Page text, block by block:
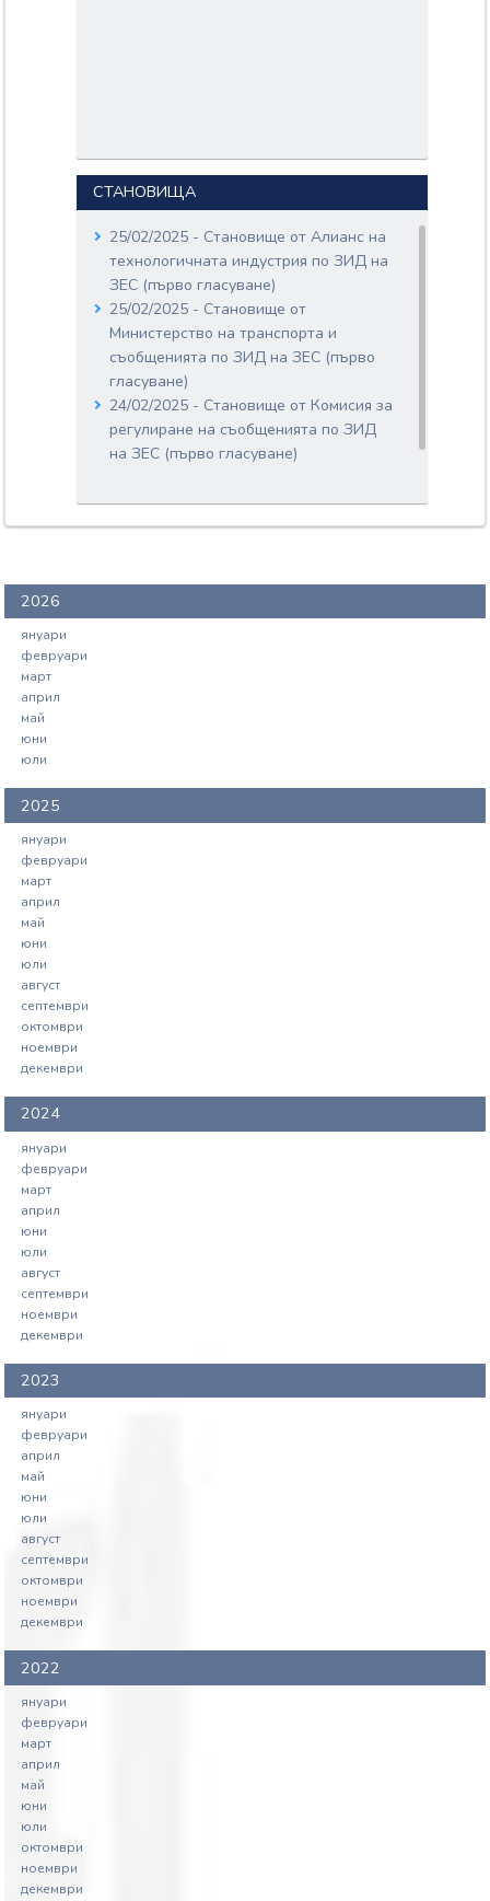
СТАНОВИЩА
25/02/2025 - Становище от Алианс на
технологичната индустрия по ЗИД на
ЗЕС (първо гласуване)
25/02/2025 - Становище от
Министерство на транспорта и
съобщенията по ЗИД на ЗЕС (първо
гласуване)
24/02/2025 - Становище от Комисия за
регулиране на съобщенията по ЗИД
на ЗЕС (първо гласуване)
2026
януари
февруари
март
април
май
юни
юли
2025
януари
февруари
март
април
май
юни
юли
август
септември
октомври
ноември
декември
2024
януари
февруари
март
април
юни
юли
август
септември
ноември
декември
2023
януари
февруари
април
май
юни
юли
август
септември
октомври
ноември
декември
2022
януари
февруари
март
април
май
юни
юли
октомври
ноември
декември